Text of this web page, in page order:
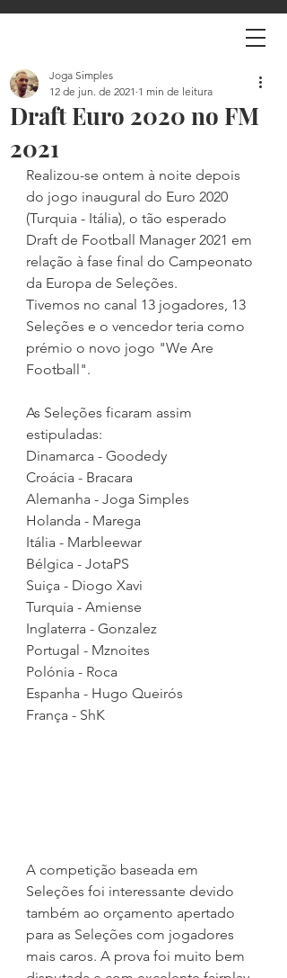
Draft Euro 2020 no FM
2021
Joga Simples
12 de jun. de 2021 1 min de leitura
Realizou-se ontem à noite depois
do jogo inaugural do Euro 2020
(Turquia - Itália), o tão esperado
Draft de Football Manager 2021 em
relação à fase final do Campeonato
da Europa de Seleções.
Tivemos no canal 13 jogadores, 13
Seleções e o vencedor teria como
prémio o novo jogo "We Are
Football".
As Seleções ficaram assim
estipuladas:
Dinamarca - Goodedy
Croácia - Bracara
Alemanha - Joga Simples
Holanda - Marega
Itália - Marbleewar
Bélgica - JotaPS
Suiça - Diogo Xavi
Turquia - Amiense
Inglaterra - Gonzalez
Portugal - Mznoites
Polónia - Roca
Espanha - Hugo Queirós
França - ShK
A competição baseada em
Seleções foi interessante devido
também ao orçamento apertado
para as Seleções com jogadores
mais caros. A prova foi muito bem